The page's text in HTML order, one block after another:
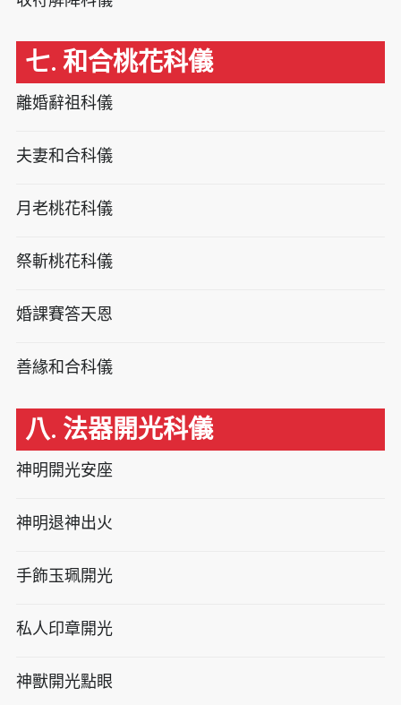
七. 和合桃花科儀
離婚辭祖科儀
夫妻和合科儀
月老桃花科儀
祭斬桃花科儀
婚課賽答天恩
善緣和合科儀
八. 法器開光科儀
神明開光安座
神明退神出火
手飾玉珮開光
私人印章開光
神獸開光點眼